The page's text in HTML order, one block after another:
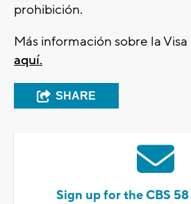
prohibición.
Más información sobre la
aquí.
SHARE
Sign up for the CBS